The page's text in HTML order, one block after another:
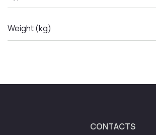
Weight (kg)
CONTACTS